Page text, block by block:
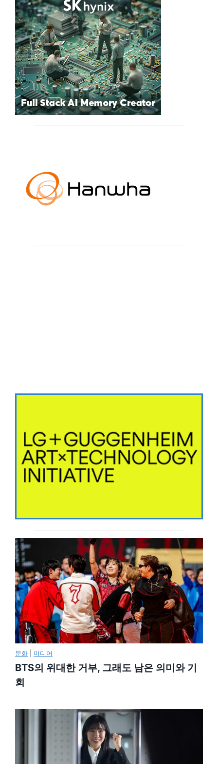
문화 미디어
BTS의 위대한 거부, 그래도 남은 의미와 기
회